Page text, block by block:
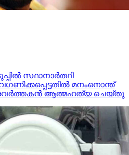
സ്ഥാനാര്‍ത്ഥി
മനംനൊന്ത്
ആത്മഹത്യ ചെയ്തു